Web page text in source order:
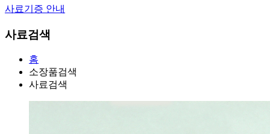
사료기증 안내
사료검색
홈
소장품검색
사료검색